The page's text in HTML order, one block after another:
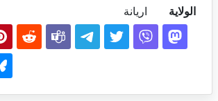
الولاية اريانة